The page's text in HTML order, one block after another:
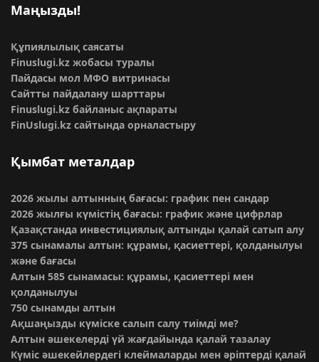
Маңызды!
Құпиялылық саясаты
Finuslugi.kz жобасы туралы
Пайдасы мол МФО витринасы
Сайтты пайдалану шарттары
Finuslugi.kz байланыс ақпараты
FinUslugi.kz сайтында орналастыру
Қымбат металдар
2026 жылы алтынның бағасы: график пен сандар
2026 жылғы күмістің бағасы: график және цифрлар
Қазақстанда инвестициялық алтынды қалай сатып алу
375 сынамалы алтын: құрамы, қасиеттері, қолданылуы
және бағасы
Алтын 585 сынамасы: құрамы, қасиеттері мен
қолданылуы
750 сынамды алтын
Ақшаңызды күміске салып салу тиімді ме?
Алтын әшекелерді үй жағдайында қалай тазалау
Күміс әшекейлердегі клеймаларды мен әріптерді қалай